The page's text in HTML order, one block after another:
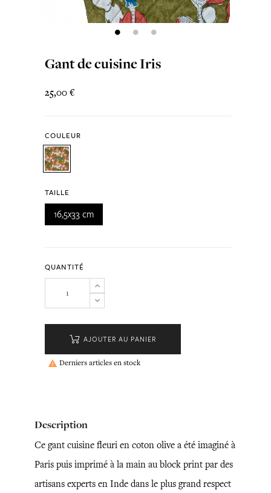
Gant de cuisine Iris
25,00 €
COULEUR
TAILLE
16,5x33 cm
QUANTITÉ
AJOUTER AU PANIER
 Derniers articles en stock
Description
Ce gant cuisine fleuri en coton olive a été imaginé à
Paris puis imprimé à la main au block print par des
artisans experts en Inde dans le plus grand respect